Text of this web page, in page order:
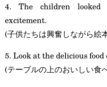
4. The children
excitement.
(子供たちは興奮しながら絵
5. Look at the delicious
(テーブルの上のおいしい食